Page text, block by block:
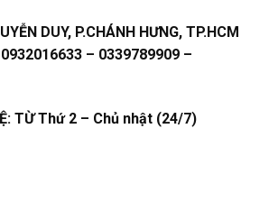
DUY, P.CHÁNH HƯNG, TP.HCM
0932016633 – 0339789909 –
TỪ Thứ 2 – Chủ nhật (24/7)